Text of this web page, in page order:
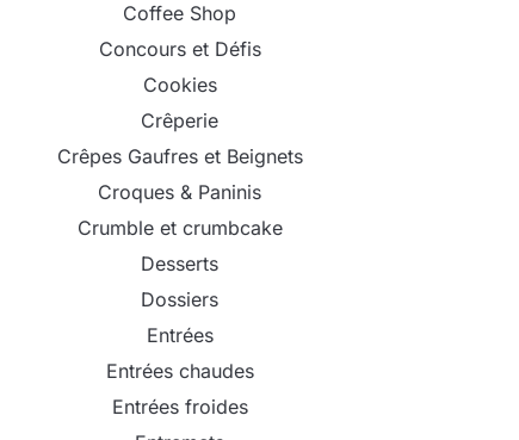
Coffee Shop
Concours et Défis
Cookies
Crêperie
Crêpes Gaufres et Beignets
Croques & Paninis
Crumble et crumbcake
Desserts
Dossiers
Entrées
Entrées chaudes
Entrées froides